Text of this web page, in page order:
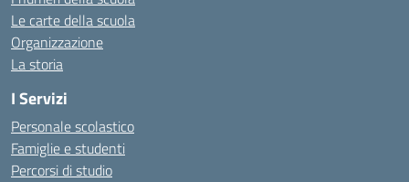
Le carte della scuola
Organizzazione
La storia
I Servizi
Personale scolastico
Famiglie e studenti
Percorsi di studio